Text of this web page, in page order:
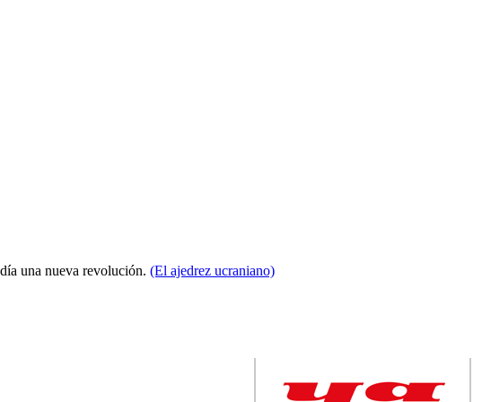
una nueva revolución. (El ajedrez ucraniano)